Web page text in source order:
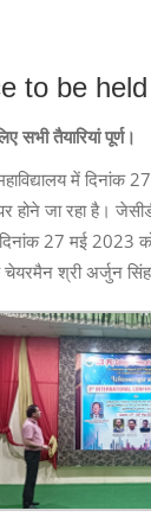
to be
सभी तैयारियां पूर्ण।
में दिनांक
जा रहा है।
दिनांक 27 मई
श्री अर्जुन सिंह